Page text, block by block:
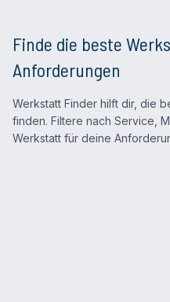
Finde die beste
Anforderungen
Werkstatt Finder hilft dir, die
finden. Filtere nach Service,
Werkstatt für deine